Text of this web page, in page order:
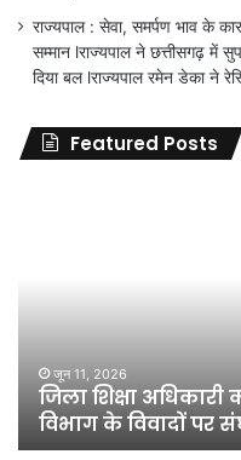
राज्यपाल : सेवा, समर्पण भाव के
सम्मान lराज्यपाल ने छत्तीसगढ़ में
दिया बल lराज्यपाल रमेन डेका ने
Featured Posts
शिक्षा
विभाग
विवादों
जून 11, 2026
जिला शिक्षा
विभाग के विवादों पर